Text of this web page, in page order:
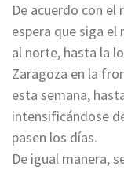
De acuerdo con
espera que siga el
al norte, hasta la
Zaragoza en la
esta semana,
intensificándose
pasen los días.
De igual manera,